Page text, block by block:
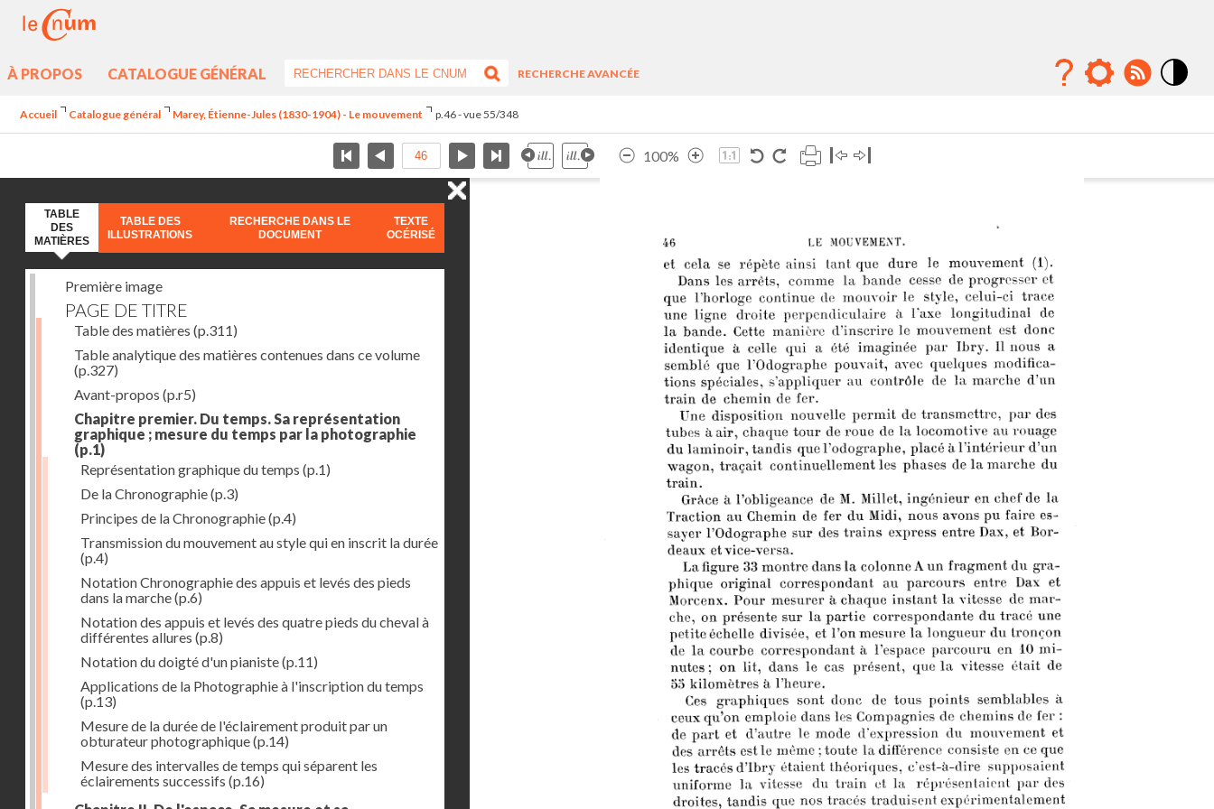
À PROPOS CATALOGUE GÉNÉRAL
RECHERCHE AVANCÉE
Accueil Catalogue général Marey, Étienne-Jules (1830-1904) - Le mouvement p.46 - vue 55/348
100%
TABLE
DES
MATIÈRES
TABLE DES
ILLUSTRATIONS
RECHERCHE DANS LE
DOCUMENT
TEXTE
OCÉRISÉ
Première image
PAGE DE TITRE
Table des matières (p.311)
Table analytique des matières contenues dans ce volume
(p.327)
Avant-propos (p.r5)
Chapitre premier. Du temps. Sa représentation
graphique ; mesure du temps par la photographie
(p.1)
Représentation graphique du temps (p.1)
De la Chronographie(p.3)
Principes de la Chronographie(p.4)
Transmission du mouvement au style qui en inscrit la durée
(p.4)
Notation Chronographie des appuis et levés des pieds
dans la marche(p.6)
Notation des appuis et levés des quatre pieds du cheval à
différentes allures (p.8)
Notation du doigté d'un pianiste(p.11)
Applications de la Photographie à l'inscription du temps
(p.13)
Mesure de la durée de l'éclairement produit par un
obturateur photographique(p.14)
Mesure des intervalles de temps qui séparent les
éclairements successifs (p.16)